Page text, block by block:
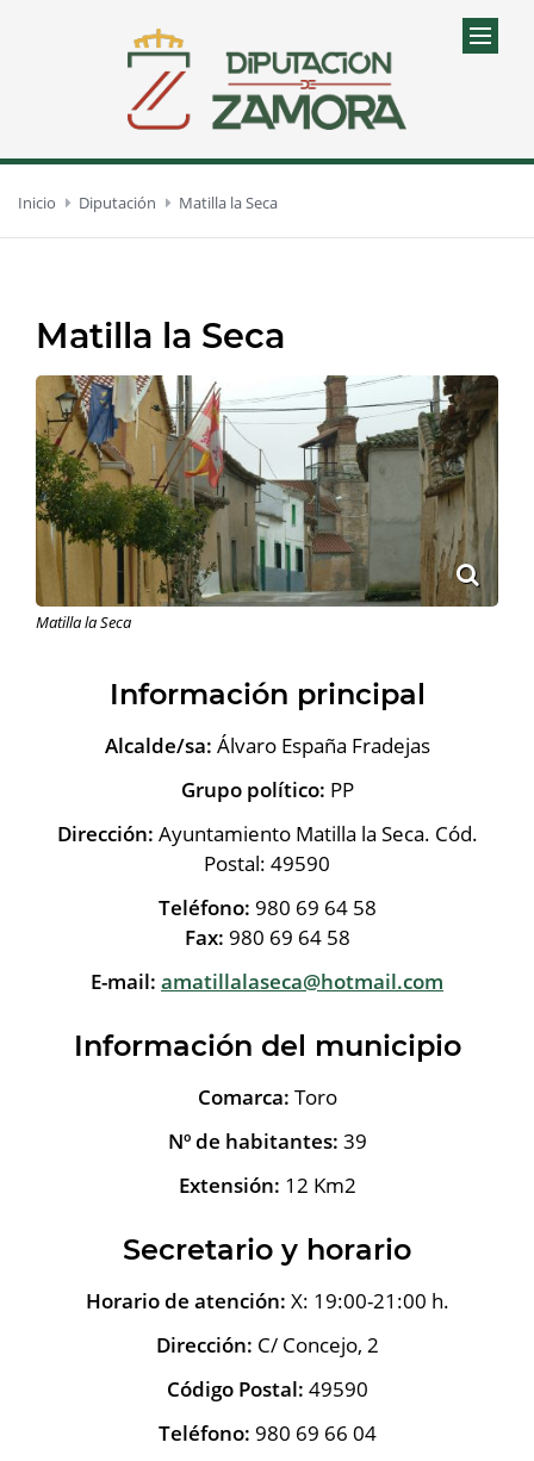
Inicio Diputación Matilla la Seca
Matilla la Seca
Matilla la Seca
Información principal
Alcalde/sa: Álvaro España Fradejas
Grupo político: PP
Dirección: Ayuntamiento Matilla la Seca. Cód.
Postal: 49590
Teléfono: 980 69 64 58
Fax: 980 69 64 58
E-mail: amatillalaseca@hotmail.com
Información del municipio
Comarca: Toro
Nº de habitantes: 39
Extensión: 12 Km2
Secretario y horario
Horario de atención: X: 19:00-21:00 h.
Dirección: C/ Concejo, 2
Código Postal: 49590
Teléfono: 980 69 66 04